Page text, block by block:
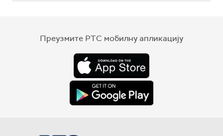
Преузмите РТС мобилну апликацију